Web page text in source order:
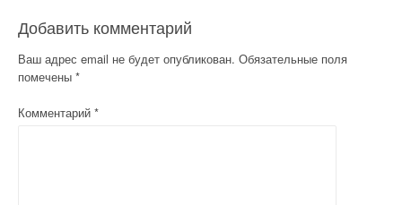
г
а
ц
Добавить комментарий
Ваш адрес email не будет опубликован. Обязательные поля
помечены *
Комментарий *